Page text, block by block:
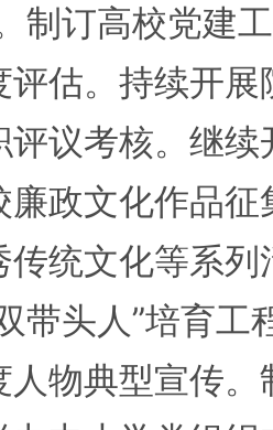
制订高校党建
评估。持续开
评议考核。继
廉政文化作品
传统文化等系
带头人”培育工
人物典型宣传